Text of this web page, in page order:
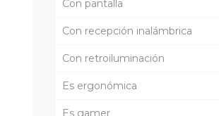
Con pantalla
Con recepción inalámbrica
Con retroiluminación
Es ergonómica
Es gamer